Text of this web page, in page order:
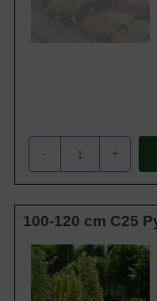
- +
100-120 cm C25